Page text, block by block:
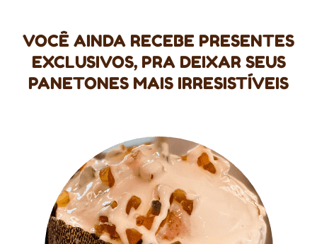
VOCÊ AINDA RECEBE PRESENTES
EXCLUSIVOS, PRA DEIXAR SEUS
PANETONES MAIS IRRESISTÍVEIS